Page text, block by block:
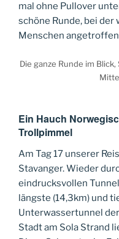
mal ohne Pullover
schöne Runde, bei der
Menschen
Die ganze Runde im
Ein Hauch
Trollpimmel
Am Tag 17 unserer
Stavanger. Wieder
eindrucksvollen
längste (14,3km) und
Unterwassertunnel
Stadt am Sola Strand